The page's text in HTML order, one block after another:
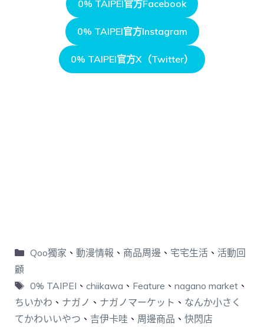
0% TAIPEI官方Facebook
0% TAIPEI官方Instagram
0% TAIPEI官方X（Twitter）
Qoo獨家 、 動漫情報 、 商品周邊 、 宅宅生活、 活動回
顧
0% TAIPEI 、 chiikawa 、 Feature 、 nagano market、
ちいかわ 、 ナガノ 、 ナガノマーケット 、 なんか小さく
てかわいいやつ 、 吉伊卡哇 、 周邊商品 、 快閃店